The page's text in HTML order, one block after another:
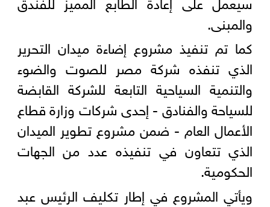
والمبنى.
كما تم تنفيذ مشروع إضاءة ميدان التحرير
الذي تنفذه شركة مصر للصوت والضوء
والتنمية السياحية التابعة للشركة القابضة
للسياحة والفنادق - إحدى شركات وزارة قطاع
الأعمال العام - ضمن مشروع تطوير الميدان
الذي تتعاون في تنفيذه عدد من الجهات
الحكومية.
ويأتي المشروع في إطار تكليف الرئيس عبد